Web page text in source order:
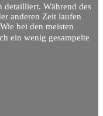
detailliert. Während des
anderen Zeit laufen
bei den meisten
ein wenig gesampelte